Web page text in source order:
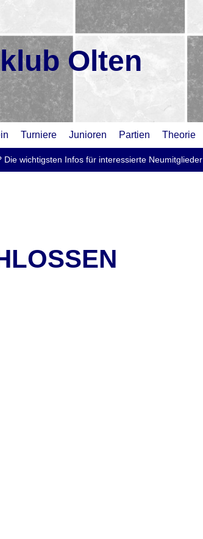
Olten
Turniere Junioren Partien Theorie
Die wichtigsten Infos für interessierte Neumitglieder